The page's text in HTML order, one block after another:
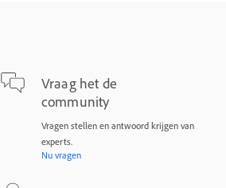
Vraag het de
community
Vragen stellen en antwoord krijgen van
experts.
Nu vragen